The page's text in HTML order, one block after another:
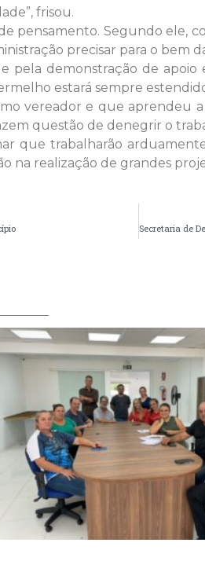
frisou.
pensamento. Segundo ele,
precisar para o bem
pela demonstração de
estará sempre
vereador e que aprendeu
questão de denegrir o
que trabalharão
na realização de grandes